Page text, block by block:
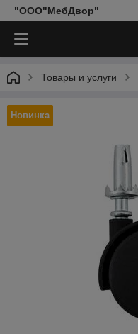
"ООО"МебДвор"
Товары и услуги
Новинка